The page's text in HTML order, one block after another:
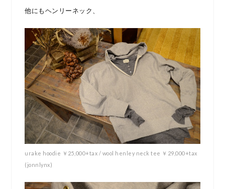
他にもヘンリーネック、
urake hoodie ￥25,000+tax / wool henley neck tee ￥29,000+tax
(jonnlynx)